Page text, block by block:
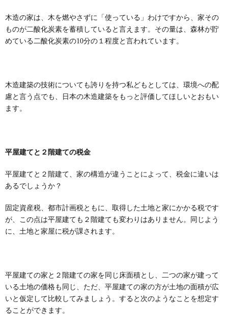
木造の家は、木を燃やさずに「使っている」わけですから、家その
ものが二酸化炭素を蓄積していると言えます。その量は、森林が貯
めている二酸化炭素の10分の１程度と言われています。
木造建築の技術についても誇りを持つ私どもとしては、環境への配
慮と言う点でも、日本の木造建築をもっと評価してほしいとおもい
ます。
平屋建てと２階建ての税金
平屋建てと２階建て、家の構造が違うことによって、税金に違いは
あるでしょうか？
固定資産税、都市計画税ともに、取得した土地と家にかかる税です
が、この点は平屋建ても２階建ても変わりはありません。同じよう
に、土地と家屋に税が課されます。
平屋建ての家と２階建ての家を同じ床面積とし、二つの家が建って
いる土地の価格も同じ、ただ、平屋建ての家の方が土地の面積が広
いと仮定して比較してみましょう。すると次のようなことを想定す
ることができます。